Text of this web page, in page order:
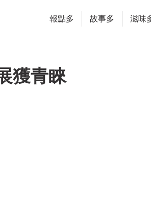
報點多 故事多 滋味
獲青睞